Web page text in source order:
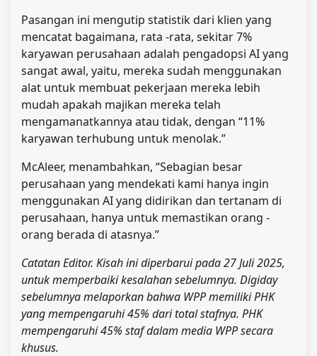
Pasangan ini mengutip statistik dari klien yang
mencatat bagaimana, rata -rata, sekitar 7%
karyawan perusahaan adalah pengadopsi AI yang
sangat awal, yaitu, mereka sudah menggunakan
alat untuk membuat pekerjaan mereka lebih
mudah apakah majikan mereka telah
mengamanatkannya atau tidak, dengan “11%
karyawan terhubung untuk menolak.”
McAleer, menambahkan, “Sebagian besar
perusahaan yang mendekati kami hanya ingin
menggunakan AI yang didirikan dan tertanam di
perusahaan, hanya untuk memastikan orang -
orang berada di atasnya.”
Catatan Editor. Kisah ini diperbarui pada 27 Juli 2025,
untuk memperbaiki kesalahan sebelumnya. Digiday
sebelumnya melaporkan bahwa WPP memiliki PHK
yang mempengaruhi 45% dari total stafnya. PHK
mempengaruhi 45% staf dalam media WPP secara
khusus.